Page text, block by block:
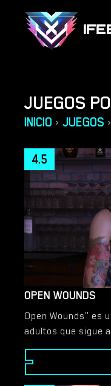
JUEGOS
INICIO › JUEGOS ›
OPEN WOUNDS
4.5
Open Wounds" es
adultos que sigue
atormentado por
Nuevas pistas
meterse en una